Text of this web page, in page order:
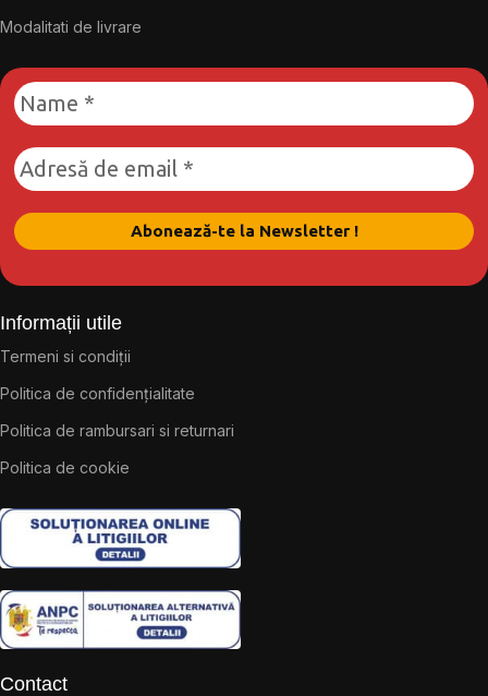
Modalitati de livrare
Informații utile
Termeni si condiții
Politica de confidențialitate
Politica de rambursari si returnari
Politica de cookie
Contact